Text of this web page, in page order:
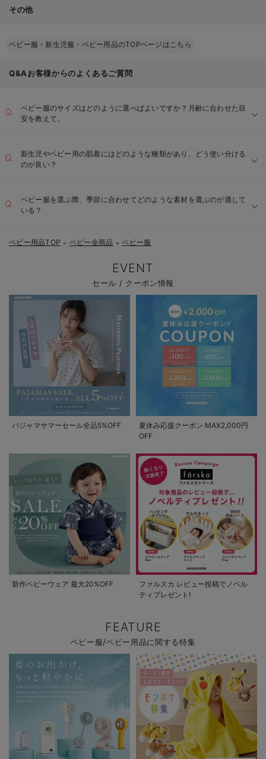
その他
ベビー服・新生児服・ベビー用品のTOPページはこちら
Q&Aお客様からのよくあるご質問
ベビー服のサイズはどのように選べばよいですか？月齢に合わせた目
安を教えて。
新生児やベビー用の肌着にはどのような種類があり、どう使い分ける
のが良い？
短肌着：
長肌着：
ベビー服を選ぶ際、季節に合わせてどのような素材を選ぶのが適して
いる？
ベビー用品TOP ＞ ベビー全商品 ＞ ベビー服
EVENT
セール / クーポン情報
パジャマサマーセール全品5%OFF
夏休み応援クーポン MAX2,000円
OFF
新作ベビーウェア 最大20%OFF
ファルスカ レビュー投稿でノベル
ティプレゼント!
FEATURE
ベビー服/ベビー用品に関する特集